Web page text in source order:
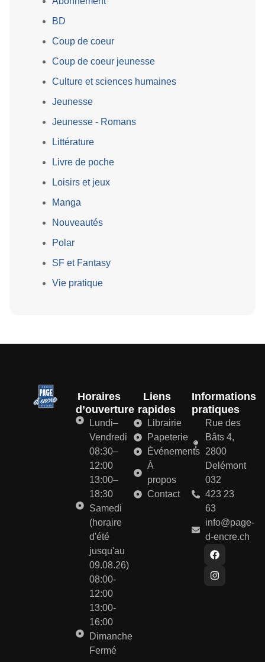
BD
Coup de coeur
Coup de coeur jeunesse
Culture et sciences humaines
Jeunesse
Jeunesse - Romans
Littérature
Livre de poche
Loisirs et jeux
Manga
Nouveautés
Polar
SF et Fantasy
Vie pratique
Horaires
d’ouverture
Lundi–
Vendredi
08:30–
12:00
13:00–
18:30
Samedi
(horaire
d'été
jusqu'au
09.08.26)
08:00-
12:00
13:00-
16:00
Dimanche
Fermé
Liens
rapides
Librairie
Papeterie
Événements
À
propos
Contact
Informations
pratiques
Rue des
Bâts 4,
2800
Delémont
032
423 23
63
info@page-
d-encre.ch